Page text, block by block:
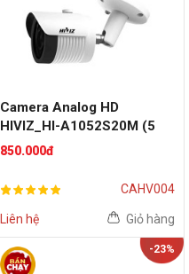
Camera Analog HD
HIVIZ_HI-A1052S20M (5
MP)
850.000đ
CAHV004
Liên hệ Giỏ hàng
-23%